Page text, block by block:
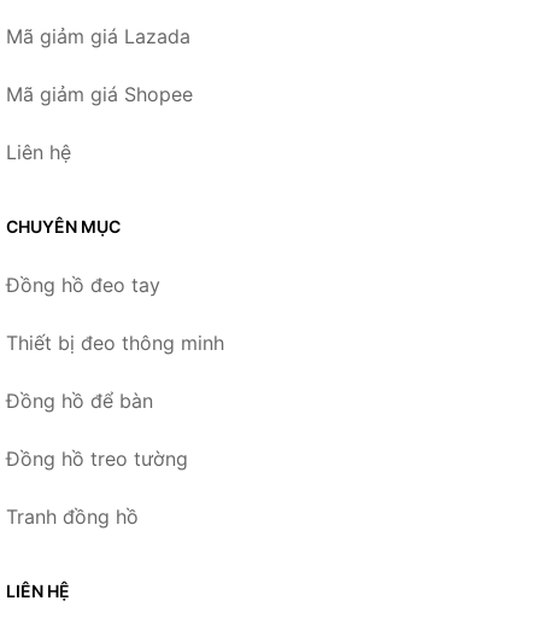
Mã giảm giá Lazada
Mã giảm giá Shopee
Liên hệ
CHUYÊN MỤC
Đồng hồ đeo tay
Thiết bị đeo thông minh
Đồng hồ để bàn
Đồng hồ treo tường
Tranh đồng hồ
LIÊN HỆ